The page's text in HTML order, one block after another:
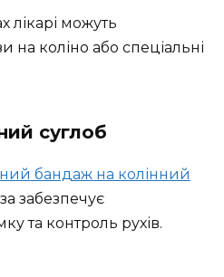
лікарі можуть
на коліно або спеціальні
суглоб
бандаж на колінний
забезпечує
та контроль рухів.